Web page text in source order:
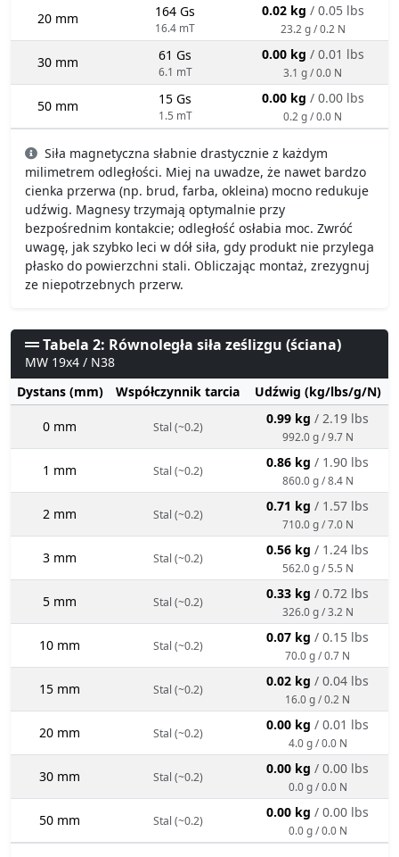
20 mm 164 Gs
16.4 mT
0.02 kg / 0.05 lbs
23.2 g / 0.2 N
30 mm 61 Gs
6.1 mT
0.00 kg / 0.01 lbs
3.1 g / 0.0 N
50 mm 15 Gs
1.5 mT
0.00 kg / 0.00 lbs
0.2 g / 0.0 N
Siła magnetyczna słabnie drastycznie z każdym
milimetrem odległości. Miej na uwadze, że nawet bardzo
cienka przerwa (np. brud, farba, okleina) mocno redukuje
udźwig. Magnesy trzymają optymalnie przy
bezpośrednim kontakcie; odległość osłabia moc. Zwróć
uwagę, jak szybko leci w dół siła, gdy produkt nie przylega
płasko do powierzchni stali. Obliczając montaż, zrezygnuj
ze niepotrzebnych przerw.
Tabela 2: Równoległa siła ześlizgu (ściana)
MW 19x4 / N38
Dystans (mm)
Współczynnik tarcia Udźwig (kg/lbs/g/N)
0 mm Stal (~0.2)
0.99 kg / 2.19 lbs
992.0 g / 9.7 N
1 mm Stal (~0.2)
0.86 kg / 1.90 lbs
860.0 g / 8.4 N
2 mm Stal (~0.2)
0.71 kg / 1.57 lbs
710.0 g / 7.0 N
3 mm Stal (~0.2)
0.56 kg / 1.24 lbs
562.0 g / 5.5 N
5 mm Stal (~0.2)
0.33 kg / 0.72 lbs
326.0 g / 3.2 N
10 mm Stal (~0.2)
0.07 kg / 0.15 lbs
70.0 g / 0.7 N
15 mm Stal (~0.2)
0.02 kg / 0.04 lbs
16.0 g / 0.2 N
20 mm Stal (~0.2)
0.00 kg / 0.01 lbs
4.0 g / 0.0 N
30 mm Stal (~0.2)
0.00 kg / 0.00 lbs
0.0 g / 0.0 N
50 mm Stal (~0.2)
0.00 kg / 0.00 lbs
0.0 g / 0.0 N